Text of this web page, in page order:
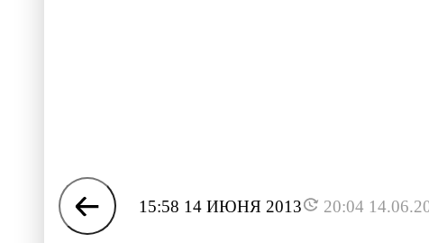
15:58 14 ИЮНЯ 2013 20:04